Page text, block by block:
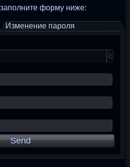
форму ниже:
Изменение пароля
Send